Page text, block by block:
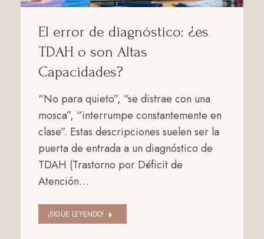
El error de diagnóstico: ¿es
TDAH o son Altas
Capacidades?
“No para quieto”, “se distrae con una
mosca”, “interrumpe constantemente en
clase”. Estas descripciones suelen ser la
puerta de entrada a un diagnóstico de
TDAH (Trastorno por Déficit de
Atención…
¡SIGUE LEYENDO!